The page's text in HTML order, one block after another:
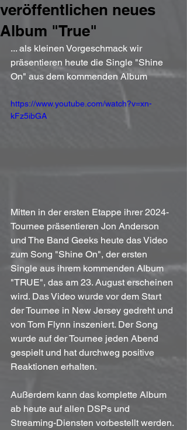
veröffentlichen neues
Album "True"
... als kleinen Vorgeschmack wir
präsentieren heute die Single "Shine
On" aus dem kommenden Album
https://www.youtube.com/watch?v=xn-
kFz5ibGA
Mitten in der ersten Etappe ihrer 2024-
Tournee präsentieren Jon Anderson
und The Band Geeks heute das Video
zum Song "Shine On", der ersten
Single aus ihrem kommenden Album
"TRUE", das am 23. August erscheinen
wird. Das Video wurde vor dem Start
der Tournee in New Jersey gedreht und
von Tom Flynn inszeniert. Der Song
wurde auf der Tournee jeden Abend
gespielt und hat durchweg positive
Reaktionen erhalten.
Außerdem kann das komplette Album
ab heute auf allen DSPs und
Streaming-Diensten vorbestellt werden.